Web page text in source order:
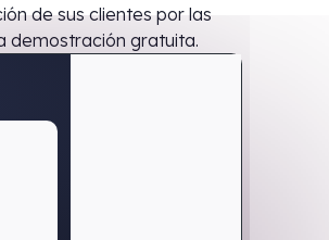
de sus clientes por las
demostración gratuita.